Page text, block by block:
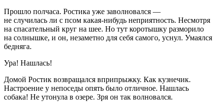
Прошло полчаса. Ростика уже заволновался —
не случилась ли с псом какая-нибудь неприятность. Несмотря
на спасательный круг на шее. Но тут коротышку разморило
на солнышке, и он, незаметно для себя самого, уснул. Умаялся
бедняга.
Ура! Нашлась!
Домой Ростик возвращался вприпрыжку. Как кузнечик.
Настроение у непоседы опять было отличное. Нашлась
собака! Не утонула в озере. Зря он так волновался.